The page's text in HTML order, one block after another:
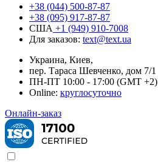
+38 (044) 500-87-87
+38 (095) 917-87-87
США +1 (949) 910-7008
Для заказов: text@text.ua
Украина, Киев,
пер. Тараса Шевченко, дом 7/1
ПН-ПТ 10:00 - 17:00 (GMT +2)
Online: круглосуточно
Онлайн-заказ